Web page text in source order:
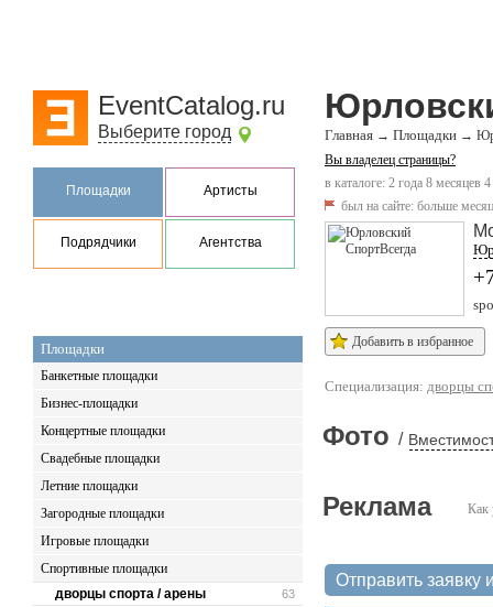
EventCatalog.ru
Выберите город
Площадки Артисты
Подрядчики Агентства
Площадки
Банкетные площадки
Бизнес-площадки
Концертные площадки
Свадебные площадки
Летние площадки
Загородные площадки
Игровые площадки
Спортивные площадки
63
дворцы спорта / арены
Главная → Площадки →
Вы владелец страницы?
в каталоге: 2 года 8 месяцев
был на сайте: больше
Добавить в избранное
Специализация: дворцы
Фото /
Как
Реклама
Отправить заявку